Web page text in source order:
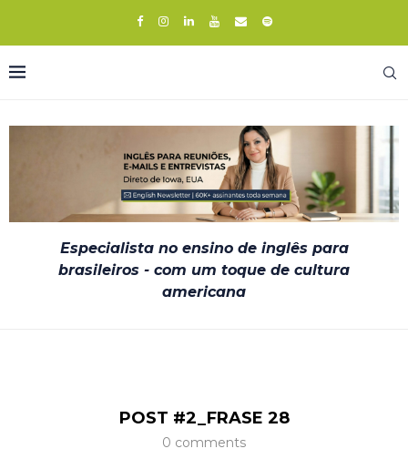
Especialista no ensino de inglês para
brasileiros - com um toque de cultura
americana
POST #2_FRASE 28
0 comments